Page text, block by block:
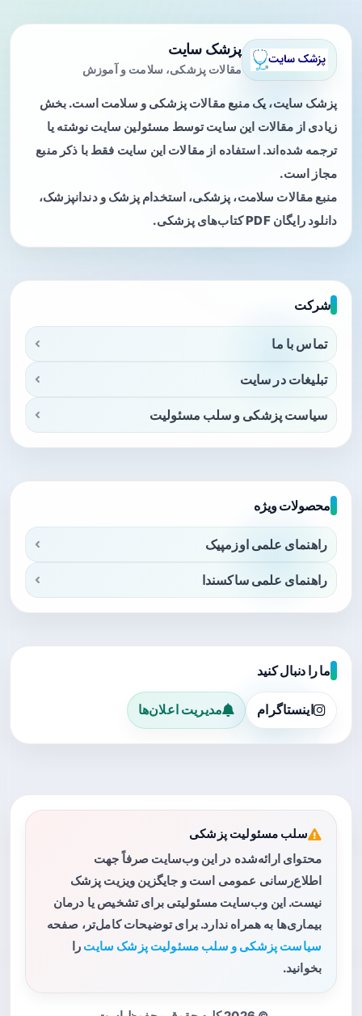
پزشک سایت
مقالات پزشکی، سلامت و آموزش
پزشک سایت، یک منبع مقالات پزشکی و سلامت است. بخش
زیادی از مقالات این سایت توسط مسئولین سایت نوشته یا
ترجمه شده‌اند. استفاده از مقالات این سایت فقط با ذکر منبع
مجاز است.
منبع مقالات سلامت، پزشکی، استخدام پزشک و دندانپزشک،
دانلود رایگان PDF کتاب‌های پزشکی.
شرکت
تماس با ما
تبلیغات در سایت
سیاست پزشکی و سلب مسئولیت
محصولات ویژه
راهنمای علمی اوزمپیک
راهنمای علمی ساکسندا
ما را دنبال کنید
اینستاگرام مدیریت اعلان‌ها
سلب مسئولیت پزشکی
محتوای ارائه‌شده در این وب‌سایت صرفاً جهت
اطلاع‌رسانی عمومی است و جایگزین ویزیت پزشک
نیست. این وب‌سایت مسئولیتی برای تشخیص یا درمان
بیماری‌ها به همراه ندارد. برای توضیحات کامل‌تر، صفحه
سیاست پزشکی و سلب مسئولیت پزشک سایت را
بخوانید.